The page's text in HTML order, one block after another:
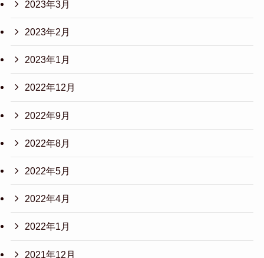
2023年3月
2023年2月
2023年1月
2022年12月
2022年9月
2022年8月
2022年5月
2022年4月
2022年1月
2021年12月